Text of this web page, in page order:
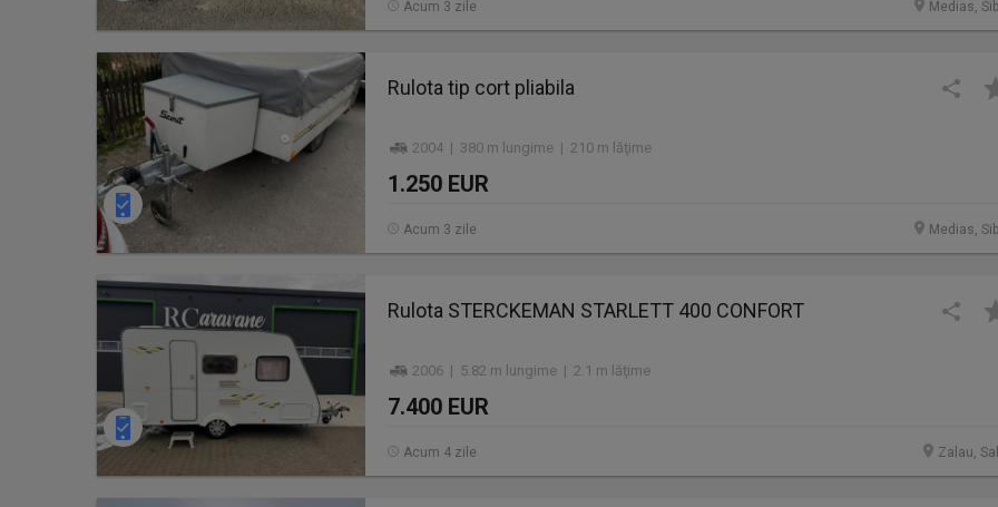
Medias,
Acum 3 zile
Rulota tip cort pliabila
2004 | 380 m lungime | 210 m lăţime
1.250 EUR
Medias,
Acum 3 zile
Rulota STERCKEMAN STARLETT 400 CONFORT
2006 | 5.82 m lungime | 2.1 m lăţime
7.400 EUR
Zalau,
Acum 4 zile